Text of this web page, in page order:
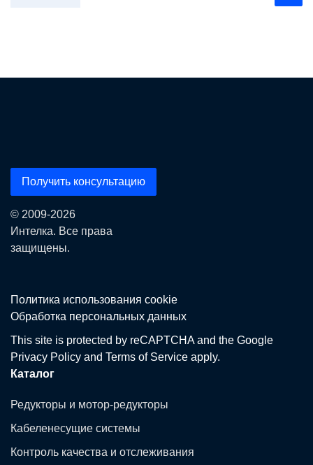
Получить консультацию
© 2009-2026
Интелка. Все права
защищены.
Политика использования сookie
Обработка персональных данных
This site is protected by reCAPTCHA and the Google
Privacy Policy and Terms of Service apply.
Каталог
Редукторы и мотор-редукторы
Кабеленесущие системы
Контроль качества и отслеживания